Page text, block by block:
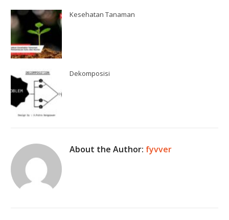
Kesehatan Tanaman
Dekomposisi
About the Author: fyvver